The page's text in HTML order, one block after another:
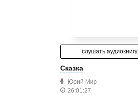
слушать аудиокнигу
Сказка
Юрий Мир
26:01:27